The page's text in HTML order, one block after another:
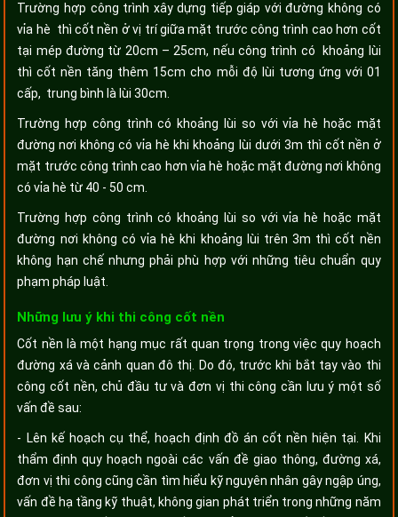
Trường hợp công trình xây dựng tiếp giáp với đường không có
vỉa hè thì cốt nền ở vị trí giữa mặt trước công trình cao hơn cốt
tại mép đường từ 20cm – 25cm, nếu công trình có khoảng lùi
thì cốt nền tăng thêm 15cm cho mỗi độ lùi tương ứng với 01
cấp, trung bình là lùi 30cm.
Trường hợp công trình có khoảng lùi so với vỉa hè hoặc mặt
đường nơi không có vỉa hè khi khoảng lùi dưới 3m thì cốt nền ở
mặt trước công trình cao hơn vỉa hè hoặc mặt đường nơi không
có vỉa hè từ 40 - 50 cm.
Trường hợp công trình có khoảng lùi so với vỉa hè hoặc mặt
đường nơi không có vỉa hè khi khoảng lùi trên 3m thì cốt nền
không hạn chế nhưng phải phù hợp với những tiêu chuẩn quy
phạm pháp luật.
Những lưu ý khi thi công cốt nền
Cốt nền là một hạng mục rất quan trọng trong việc quy hoạch
đường xá và cảnh quan đô thị. Do đó, trước khi bắt tay vào thi
công cốt nền, chủ đầu tư và đơn vị thi công cần lưu ý một số
vấn đề sau:
- Lên kế hoạch cụ thể, hoạch định đồ án cốt nền hiện tại. Khi
thẩm định quy hoạch ngoài các vấn đề giao thông, đường xá,
đơn vị thi công cũng cần tìm hiểu kỹ nguyên nhân gây ngập úng,
vấn đề hạ tầng kỹ thuật, không gian phát triển trong những năm